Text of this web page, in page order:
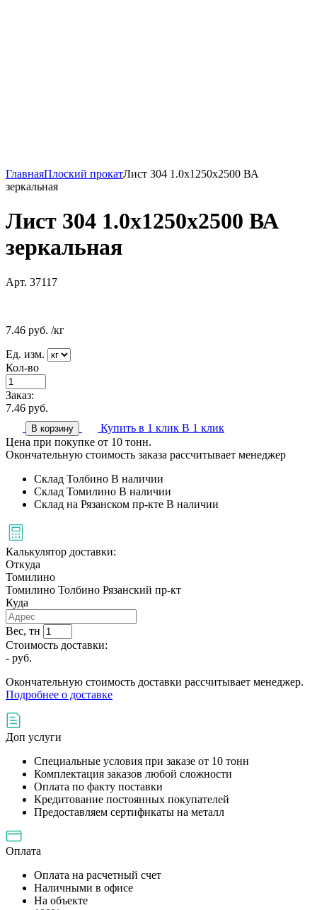
ГлавнаяПлоский прокатЛист 304 1.0х1250х2500 ВА
зеркальная
Лист 304 1.0х1250х2500 ВА
зеркальная
Арт. 37117
7.46 руб. /кг
Ед. изм.
Кол-во
Заказ:
7.46 руб.
В корзину Купить в 1 клик В 1 клик
Цена при покупке от 10 тонн.
Окончательную стоимость заказа рассчитывает менеджер
Склад Толбино В наличии
Склад Томилино В наличии
Склад на Рязанском пр-кте В наличии
Калькулятор доставки:
Откуда
Томилино
Томилино Толбино Рязанский пр-кт
Куда
Вес, тн
Стоимость доставки:
- руб.
Окончательную стоимость доставки рассчитывает менеджер.
Подробнее о доставке
Доп услуги
Специальные условия при заказе от 10 тонн
Комплектация заказов любой сложности
Оплата по факту поставки
Кредитование постоянных покупателей
Предоставляем сертификаты на металл
Оплата
Оплата на расчетный счет
Наличными в офисе
На объекте